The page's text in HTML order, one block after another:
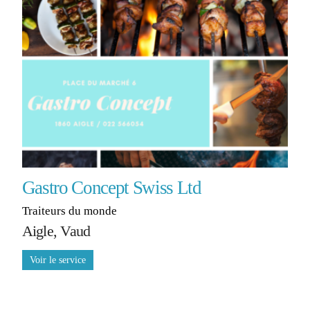
Gastro Concept Swiss Ltd
Traiteurs du monde
Aigle, Vaud